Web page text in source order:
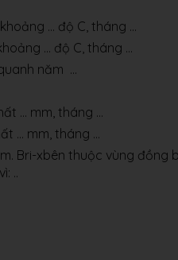
… độ C, tháng …
… độ C, tháng …
năm …
… mm, tháng …
… mm, tháng …
Bri-xbên thuộc vùng
..